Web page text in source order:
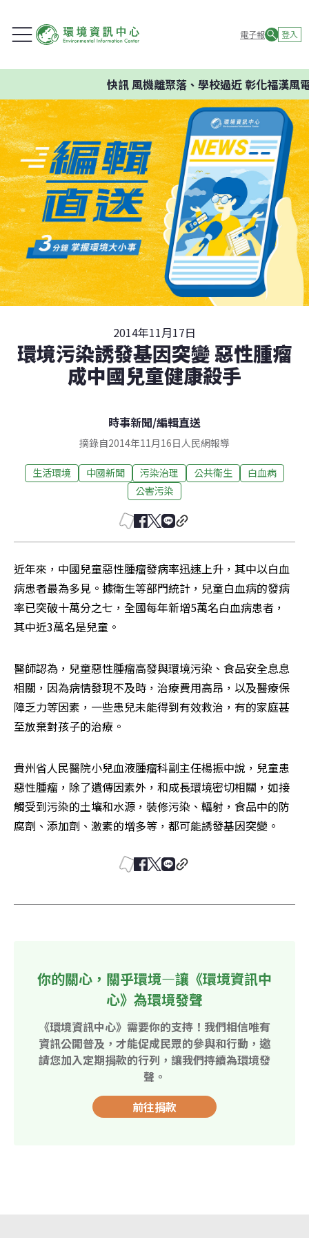
電子報 登入
快訊風機離聚落、學校過近 彰化福漢風電
2014年11月17日
環境污染誘發基因突變 惡性腫瘤
成中國兒童健康殺手
時事新聞/編輯直送
摘錄自2014年11月16日人民網報導
生活環境 中國新聞 污染治理 公共衛生
白血病
公害污染
近年來，中國兒童惡性腫瘤發病率迅速上升，其中以白血
病患者最為多見。據衛生等部門統計，兒童白血病的發病
率已突破十萬分之七，全國每年新增5萬名白血病患者，
其中近3萬名是兒童。
醫師認為，兒童惡性腫瘤高發與環境污染、食品安全息息
相關，因為病情發現不及時，治療費用高昂，以及醫療保
障乏力等因素，一些患兒未能得到有效救治，有的家庭甚
至放棄對孩子的治療。
貴州省人民醫院小兒血液腫瘤科副主任楊振中說，兒童患
惡性腫瘤，除了遺傳因素外，和成長環境密切相關，如接
觸受到污染的土壤和水源，裝修污染、輻射，食品中的防
腐劑、添加劑、激素的增多等，都可能誘發基因突變。
你的關心，關乎環境—讓《環境資訊中
心》為環境發聲
《環境資訊中心》需要你的支持！我們相信唯有
資訊公開普及，才能促成民眾的參與和行動，邀
請您加入定期捐款的行列，讓我們持續為環境發
聲。
前往捐款